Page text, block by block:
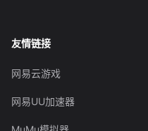
友情链接
网易云游戏
网易UU加速器